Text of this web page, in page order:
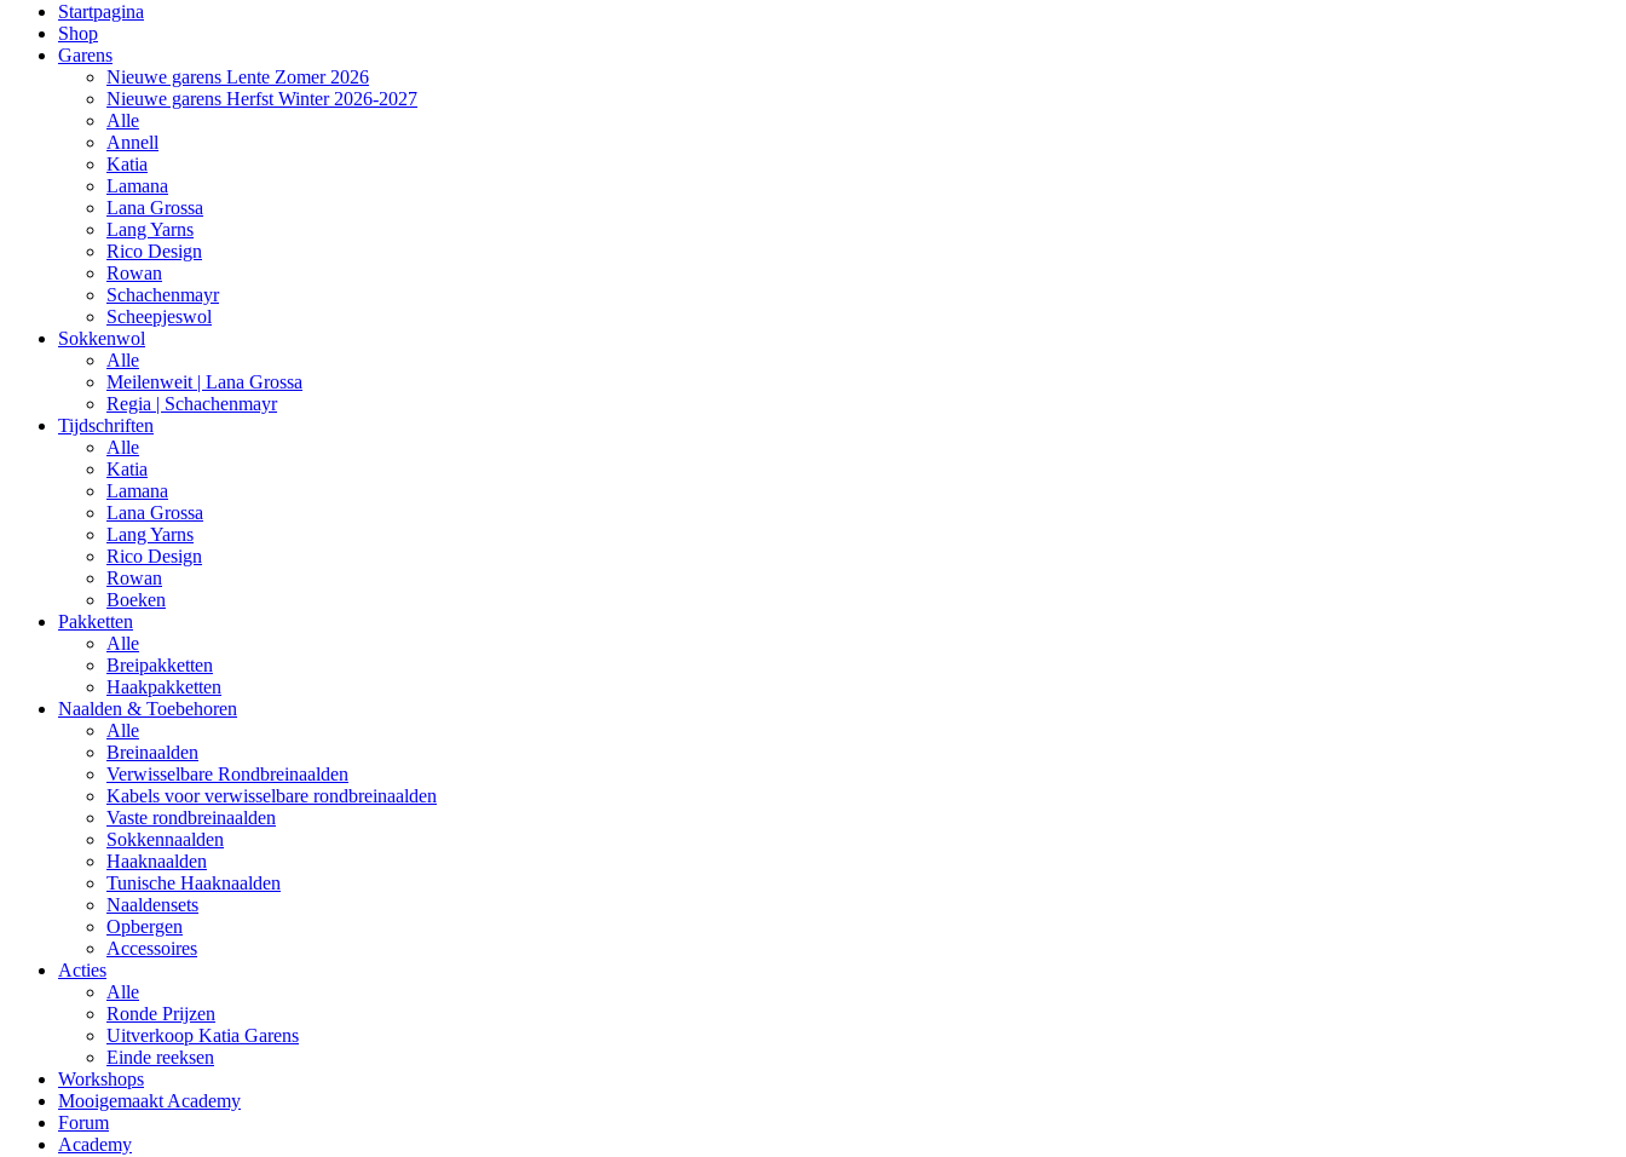
Startpagina
Shop
Garens
Nieuwe garens Lente Zomer 2026
Nieuwe garens Herfst Winter 2026-2027
Alle
Annell
Katia
Lamana
Lana Grossa
Lang Yarns
Rico Design
Rowan
Schachenmayr
Scheepjeswol
Sokkenwol
Alle
Meilenweit | Lana Grossa
Regia | Schachenmayr
Tijdschriften
Alle
Katia
Lamana
Lana Grossa
Lang Yarns
Rico Design
Rowan
Boeken
Pakketten
Alle
Breipakketten
Haakpakketten
Naalden & Toebehoren
Alle
Breinaalden
Verwisselbare Rondbreinaalden
Kabels voor verwisselbare rondbreinaalden
Vaste rondbreinaalden
Sokkennaalden
Haaknaalden
Tunische Haaknaalden
Naaldensets
Opbergen
Accessoires
Acties
Alle
Ronde Prijzen
Uitverkoop Katia Garens
Einde reeksen
Workshops
Mooigemaakt Academy
Forum
Academy